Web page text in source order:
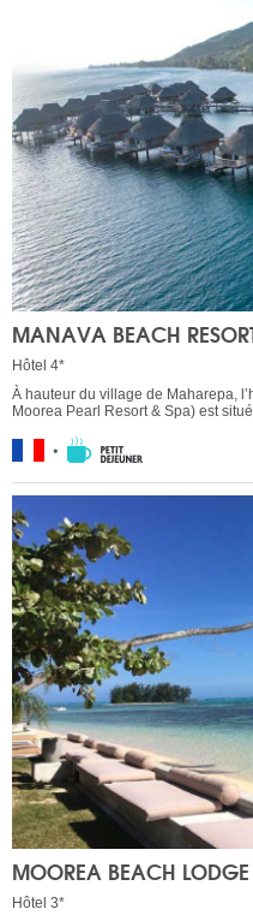
MANAVA BEACH
Hôtel 4*
À hauteur du village de Maharepa,
Moorea Pearl Resort & Spa) est
MOOREA BEACH LODGE
Hôtel 3*